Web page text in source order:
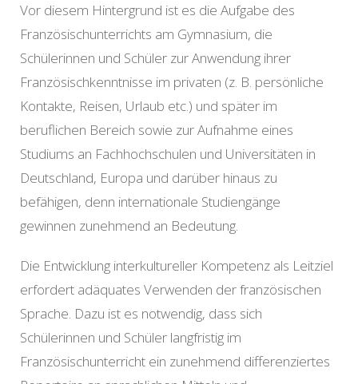
Vor diesem Hintergrund ist es die Aufgabe des
Französischunterrichts am Gymnasium, die
Schülerinnen und Schüler zur Anwendung ihrer
Französischkenntnisse im privaten (z. B. persönliche
Kontakte, Reisen, Urlaub etc.) und später im
beruflichen Bereich sowie zur Aufnahme eines
Studiums an Fachhochschulen und Universitäten in
Deutschland, Europa und darüber hinaus zu
befähigen, denn internationale Studiengänge
gewinnen zunehmend an Bedeutung.
Die Entwicklung interkultureller Kompetenz als Leitziel
erfordert adäquates Verwenden der französischen
Sprache. Dazu ist es notwendig, dass sich
Schülerinnen und Schüler langfristig im
Französischunterricht ein zunehmend differenziertes